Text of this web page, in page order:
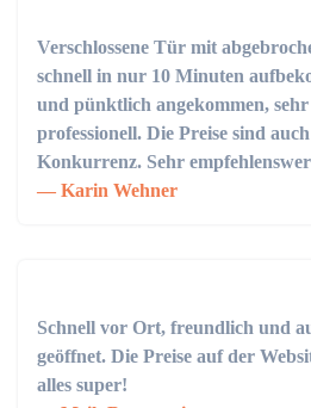
Verschlossene Tür mit
schnell in nur 10 Minuten
und pünktlich angekommen,
professionell. Die Preise sind
Konkurrenz. Sehr
Karin Wehner
Schnell vor Ort, freundlich und
geöffnet. Die Preise auf der
alles super!